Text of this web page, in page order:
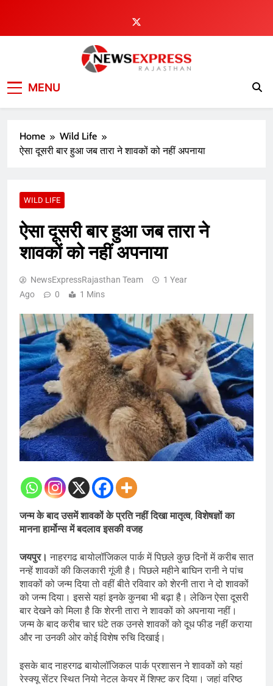
content
MENU
Home
Wild Life
ऐसा दूसरी बार हुआ जब तारा ने शावकों को नहीं अपनाया
WILD LIFE
ऐसा दूसरी बार हुआ जब तारा ने
शावकों को नहीं अपनाया
NewsExpressRajasthan Team
1 Year
Ago
0 1 Mins
जन्म के बाद उसमें शावकों के प्रति नहीं दिखा मातृत्व,विशेषज्ञों का
मानना हार्मोन्स में बदलाव इसकी वजह
जयपुर।नाहरगढ बायोलॉजिकल पार्क में पिछले कुछ दिनों में करीब सात
नन्हें शावकों की किलकारी गूंजी है। पिछले महीने बाघिन रानी ने पांच
शावकों को जन्म दिया तो वहीं बीते रविवार को शेरनी तारा ने दो शावकों
को जन्म दिया। इससे यहां इनके कुनबा भी बढ़ा है। लेकिन ऐसा दूसरी
बार देखने को मिला है कि शेरनी तारा ने शावकों को अपनाया नहीं।
जन्म के बाद करीब चार घंटे तक उनसे शावकों को दूध फीड नहीं कराया
और ना उनकी ओर कोई विशेष रुचि दिखाई।
इसके बाद नाहरगढ बायोलॉजिकल पार्क प्रशासन ने शावकों को यहां
रेस्क्यू सेंटर स्थित नियो नेटल केयर में शिफ्ट कर दिया। जहां वरिष्ठ